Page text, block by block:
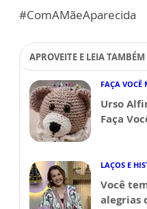
#ComAMãeAparecida
APROVEITE E LEIA TAMBÉM
FAÇA VOCÊ
Urso
Faça
LAÇOS E
Você
alegrias